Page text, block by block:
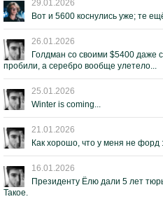
29.01.2026
Вот и 5600 коснулись уже; те
26.01.2026
Голдман со своими $5400 даже
пробили, а серебро вообще улетело...
25.01.2026
Winter is coming...
21.01.2026
Как хорошо, что у меня не форд
16.01.2026
Президенту Ёлю дали 5 лет
Такое.